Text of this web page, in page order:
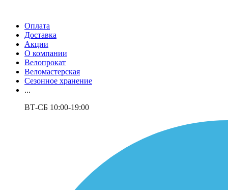
Оплата
Доставка
Акции
О компании
Велопрокат
Веломастерская
Сезонное хранение
...
ВТ-СБ 10:00-19:00